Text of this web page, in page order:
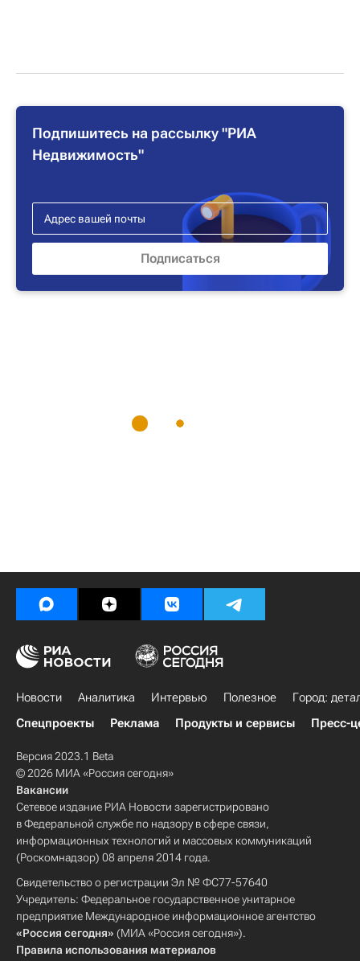
Подпишитесь на рассылку "РИА
Недвижимость"
Новости Аналитика Интервью Полезное
Город:
Спецпроекты
Реклама Продукты и сервисы Пресс-
Версия 2023.1 Beta
© 2026 МИА «Россия сегодня»
Вакансии
Сетевое издание РИА Новости зарегистрировано
в Федеральной службе по надзору в сфере связи,
информационных технологий и массовых коммуникаций
(Роскомнадзор) 08 апреля 2014 года.
Свидетельство о регистрации Эл № ФС77-57640
Учредитель: Федеральное государственное унитарное
предприятие Международное информационное агентство
«Россия сегодня» (МИА «Россия сегодня»).
Правила использования материалов